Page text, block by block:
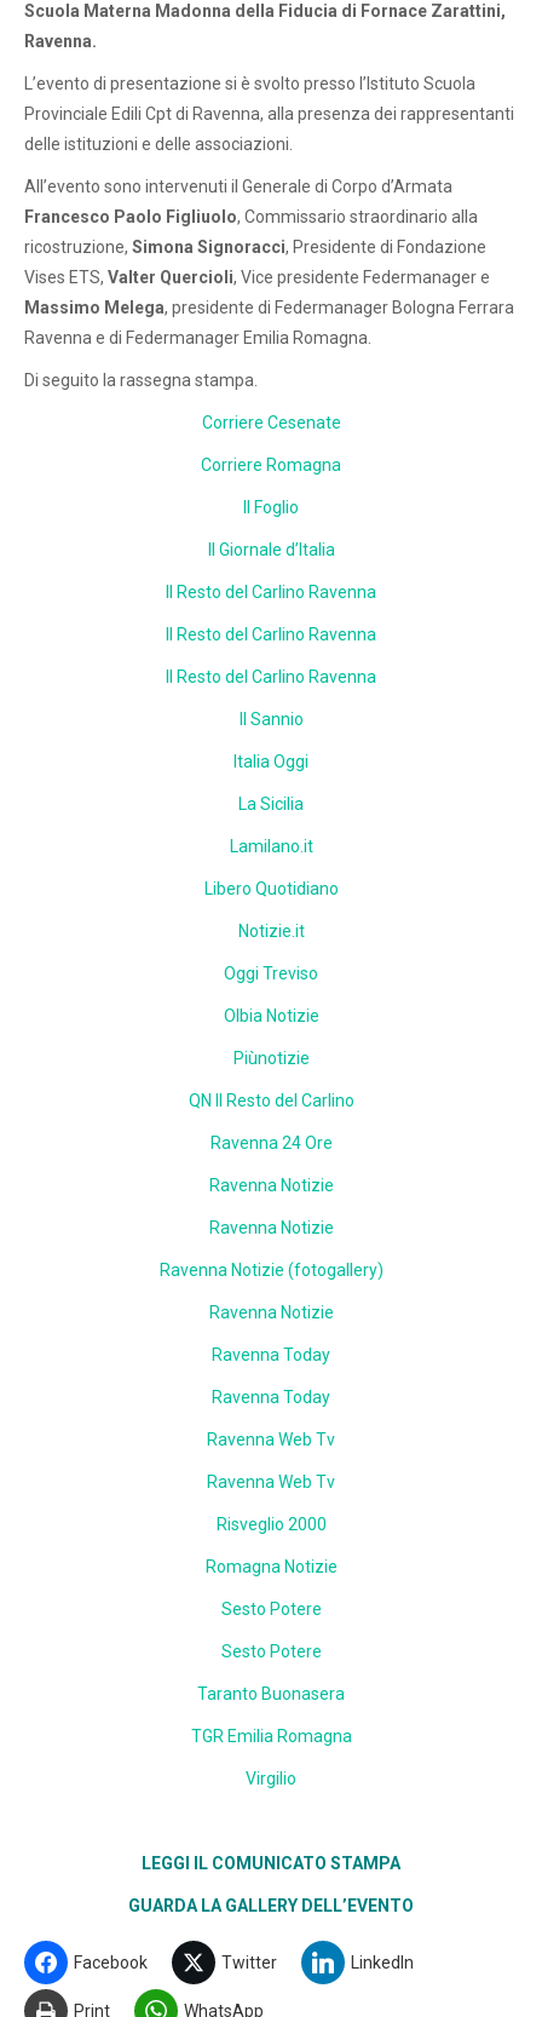
Scuola Materna Madonna della Fiducia di Fornace Zarattini,
Ravenna.
L’evento di presentazione si è svolto presso l’Istituto Scuola
Provinciale Edili Cpt di Ravenna, alla presenza dei rappresentanti
delle istituzioni e delle associazioni.
All’evento sono intervenuti il Generale di Corpo d’Armata
Francesco Paolo Figliuolo, Commissario straordinario alla
ricostruzione, Simona Signoracci, Presidente di Fondazione
Vises ETS, Valter Quercioli, Vice presidente Federmanager e
Massimo Melega, presidente di Federmanager Bologna Ferrara
Ravenna e di Federmanager Emilia Romagna.
Di seguito la rassegna stampa.
Corriere Cesenate
Corriere Romagna
Il Foglio
Il Giornale d’Italia
Il Resto del Carlino Ravenna
Il Resto del Carlino Ravenna
Il Resto del Carlino Ravenna
Il Sannio
Italia Oggi
La Sicilia
Lamilano.it
Libero Quotidiano
Notizie.it
Oggi Treviso
Olbia Notizie
Piùnotizie
QN Il Resto del Carlino
Ravenna 24 Ore
Ravenna Notizie
Ravenna Notizie
Ravenna Notizie (fotogallery)
Ravenna Notizie
Ravenna Today
Ravenna Today
Ravenna Web Tv
Ravenna Web Tv
Risveglio 2000
Romagna Notizie
Sesto Potere
Sesto Potere
Taranto Buonasera
TGR Emilia Romagna
Virgilio
LEGGI IL COMUNICATO STAMPA
GUARDA LA GALLERY DELL’EVENTO
Facebook Twitter LinkedIn
Print WhatsApp